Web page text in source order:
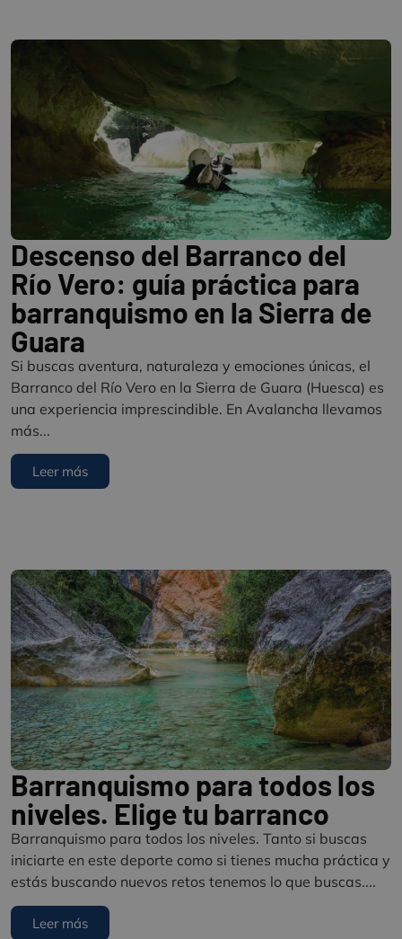
Descenso del Barranco del
Río Vero: guía práctica para
barranquismo en la Sierra de
Guara
Si buscas aventura, naturaleza y emociones únicas, el
Barranco del Río Vero en la Sierra de Guara (Huesca) es
una experiencia imprescindible. En Avalancha llevamos
más...
Leer más
Barranquismo para todos los
niveles. Elige tu barranco
Barranquismo para todos los niveles. Tanto si buscas
iniciarte en este deporte como si tienes mucha práctica y
estás buscando nuevos retos tenemos lo que buscas....
Leer más